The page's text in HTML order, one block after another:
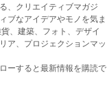
、クリエイティブマガジ
ブなアイデアやモノを気ま
、建築、フォト、デザイ
ア、プロジェクションマッ
ーすると最新情報を購読で